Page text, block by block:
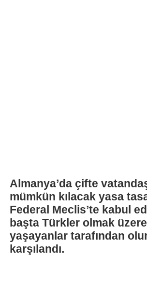
Almanya’da çifte
mümkün kılacak yasa
Federal Meclis’te kabul
başta Türkler olmak
yaşayanlar tarafından
karşılandı.